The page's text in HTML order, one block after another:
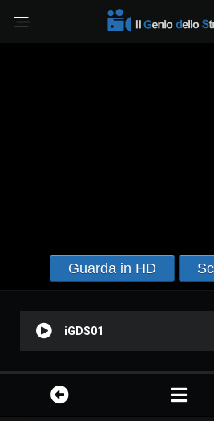
Guarda in HD
iGDS01